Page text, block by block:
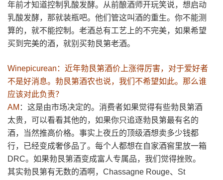
年前才知道控制乳酸发酵。从前酿酒师开玩笑说，想启动
乳酸发酵，那就装瓶吧。他们管这叫酒的重生。你不能测
算的，就不能控制。老酒总有工艺上的不完美，如果希望
买到完美的酒，就别买勃艮第老酒。
Winepicurean：近年勃艮第酒价上涨得厉害，对于爱好者
不是好消息。勃艮第酒农也说，我们不希望如此。那么谁
应该对此负责？
AM ：这是由市场决定的。消费者如果觉得有些勃艮第酒
太贵，可以看看其他的，如果你只追逐勃艮第最有名的
酒，当然推高价格。事实上夜丘的顶级酒想卖多少钱都
行，已经变成奢侈品了。每个人都想在自家酒窖里放一箱
DRC。如果勃艮第酒变成富人专属品，我们觉得挫败。
其实勃艮第有无数的酒啊，Chassagne Rouge、St